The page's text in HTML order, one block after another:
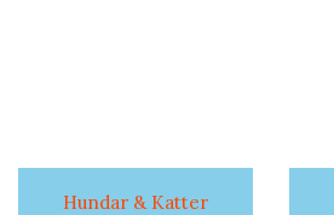
Hundar & Katter